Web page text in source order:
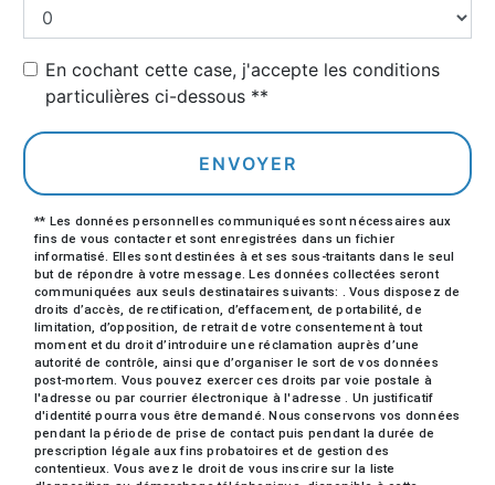
En cochant cette case, j'accepte les conditions
particulières ci-dessous **
ENVOYER
** Les données personnelles communiquées sont nécessaires aux
fins de vous contacter et sont enregistrées dans un fichier
informatisé. Elles sont destinées à et ses sous-traitants dans le seul
but de répondre à votre message. Les données collectées seront
communiquées aux seuls destinataires suivants: . Vous disposez de
droits d’accès, de rectification, d’effacement, de portabilité, de
limitation, d’opposition, de retrait de votre consentement à tout
moment et du droit d’introduire une réclamation auprès d’une
autorité de contrôle, ainsi que d’organiser le sort de vos données
post-mortem. Vous pouvez exercer ces droits par voie postale à
l'adresse ou par courrier électronique à l'adresse . Un justificatif
d'identité pourra vous être demandé. Nous conservons vos données
pendant la période de prise de contact puis pendant la durée de
prescription légale aux fins probatoires et de gestion des
contentieux. Vous avez le droit de vous inscrire sur la liste